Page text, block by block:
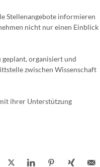
Stellenangebote informieren
nicht nur einen Einblick
organisiert und
zwischen Wissenschaft
ihrer Unterstützung